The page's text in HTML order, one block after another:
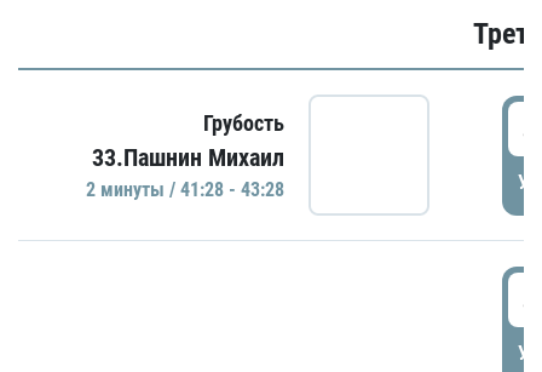
Грубость
33.Пашнин Михаил
2 минуты / 41:28 - 43:28